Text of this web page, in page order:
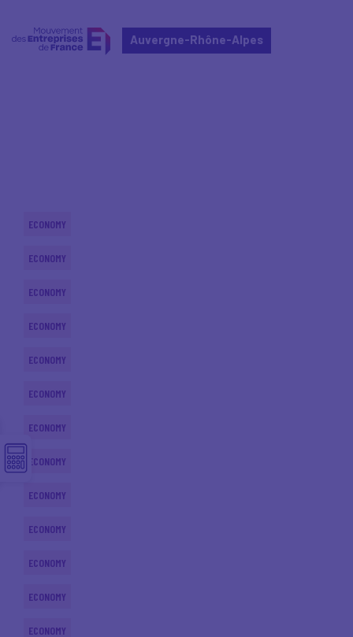
Auvergne-Rhône-Alpes
ECONOMY
ECONOMY
ECONOMY
ECONOMY
ECONOMY
ECONOMY
ECONOMY
ECONOMY
ECONOMY
ECONOMY
ECONOMY
ECONOMY
ECONOMY